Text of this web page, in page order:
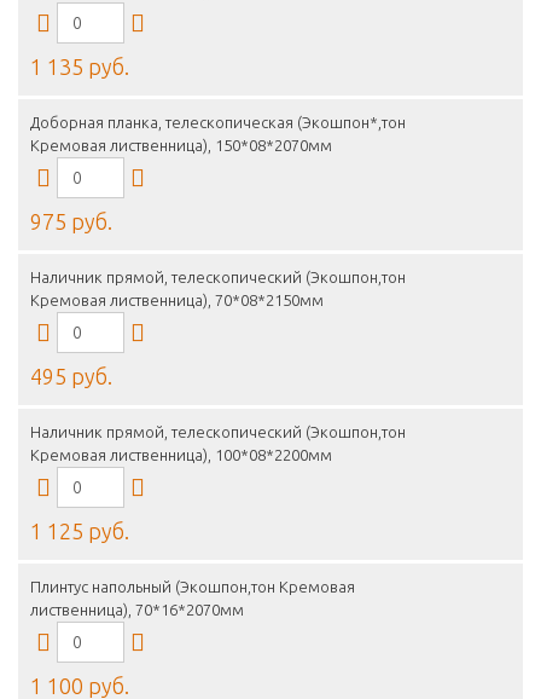
1 135 руб.
Доборная планка, телескопическая (Экошпон*,тон
Кремовая лиственница), 150*08*2070мм
975 руб.
Наличник прямой, телескопический (Экошпон,тон
Кремовая лиственница), 70*08*2150мм
495 руб.
Наличник прямой, телескопический (Экошпон,тон
Кремовая лиственница), 100*08*2200мм
1 125 руб.
Плинтус напольный (Экошпон,тон Кремовая
лиственница), 70*16*2070мм
1 100 руб.